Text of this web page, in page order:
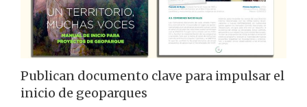
Publican documento clave para impulsar el
inicio de geoparques